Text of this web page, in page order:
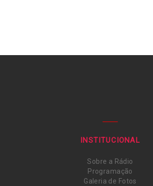
INSTITUCIONAL
Sobre a Rádio
Programação
Galeria de Fotos